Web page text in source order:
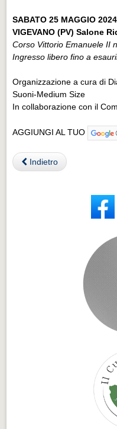
SABATO 25 MAGGIO
VIGEVANO (PV) Salone
Corso Vittorio Emanuele II
Ingresso libero fino a
Organizzazione a cura di
Suoni-Medium Size
In collaborazione con il
AGGIUNGI AL TUO
Indietro